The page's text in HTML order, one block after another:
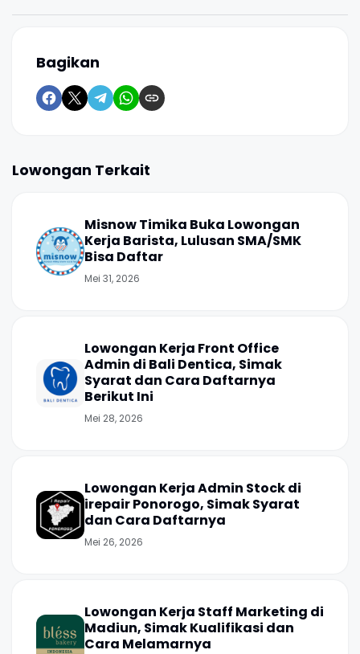
Bagikan
Lowongan Terkait
Misnow Timika Buka Lowongan
Kerja Barista, Lulusan SMA/SMK
Bisa Daftar
Mei 31, 2026
Lowongan Kerja Front Office
Admin di Bali Dentica, Simak
Syarat dan Cara Daftarnya
Berikut Ini
Mei 28, 2026
Lowongan Kerja Admin Stock di
irepair Ponorogo, Simak Syarat
dan Cara Daftarnya
Mei 26, 2026
Lowongan Kerja Staff Marketing di
Madiun, Simak Kualifikasi dan
Cara Melamarnya